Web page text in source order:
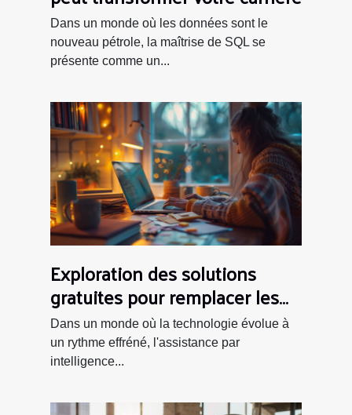
Dans un monde où les données sont le
nouveau pétrole, la maîtrise de SQL se
présente comme un...
Exploration des solutions
gratuites pour remplacer les
assistants IA populaires
Dans un monde où la technologie évolue à
un rythme effréné, l'assistance par
intelligence...